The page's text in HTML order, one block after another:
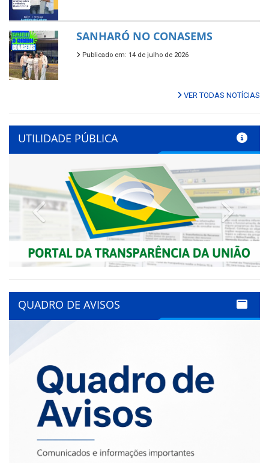
SANHARÓ NO CONASEMS
Publicado em: 14 de julho de 2026
VER TODAS NOTÍCIAS
UTILIDADE PÚBLICA
Previous Next
QUADRO DE AVISOS